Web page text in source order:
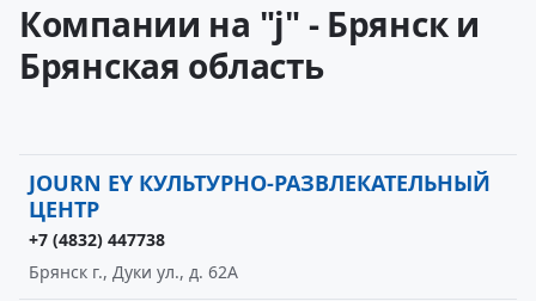
Компании на "j" - Брянск и
Брянская область
JOURN EY КУЛЬТУРНО-РАЗВЛЕКАТЕЛЬНЫЙ
ЦЕНТР
+7 (4832) 447738
Брянск г., Дуки ул., д. 62А